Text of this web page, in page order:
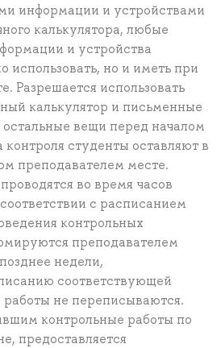
информации и устройствами
калькулятора, любые
и устройства
использовать, но и иметь при
Разрешается использовать
калькулятор и письменные
вещи перед началом
студенты оставляют в
преподавателем месте.
во время часов
с расписанием
контрольных
преподавателем
недели,
соответствующей
не переписываются.
контрольные работы по
предоставляется